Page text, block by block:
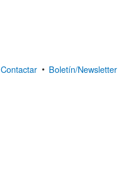
Contactar • Boletín/Newsletter